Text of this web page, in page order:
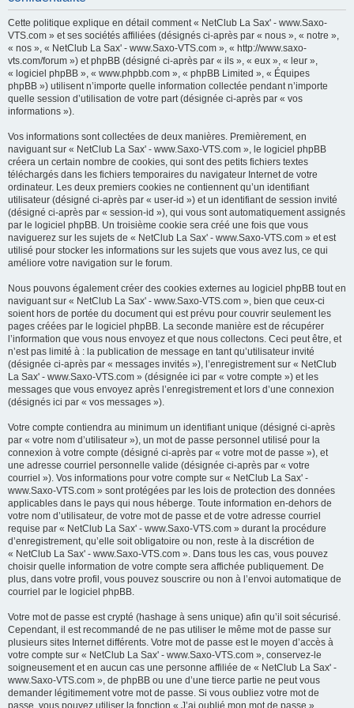
h
Cette politique explique en détail comment « NetClub La Sax' - www.Saxo-
VTS.com » et ses sociétés affiliées (désignés ci-après par « nous », « notre »,
« nos », « NetClub La Sax' - www.Saxo-VTS.com », « http://www.saxo-
vts.com/forum ») et phpBB (désigné ci-après par « ils », « eux », « leur »,
« logiciel phpBB », « www.phpbb.com », « phpBB Limited », « Équipes
phpBB ») utilisent n’importe quelle information collectée pendant n’importe
quelle session d’utilisation de votre part (désignée ci-après par « vos
informations »).
Vos informations sont collectées de deux manières. Premièrement, en
naviguant sur « NetClub La Sax' - www.Saxo-VTS.com », le logiciel phpBB
créera un certain nombre de cookies, qui sont des petits fichiers textes
téléchargés dans les fichiers temporaires du navigateur Internet de votre
ordinateur. Les deux premiers cookies ne contiennent qu’un identifiant
utilisateur (désigné ci-après par « user-id ») et un identifiant de session invité
(désigné ci-après par « session-id »), qui vous sont automatiquement assignés
par le logiciel phpBB. Un troisième cookie sera créé une fois que vous
naviguerez sur les sujets de « NetClub La Sax' - www.Saxo-VTS.com » et est
utilisé pour stocker les informations sur les sujets que vous avez lus, ce qui
améliore votre navigation sur le forum.
Nous pouvons également créer des cookies externes au logiciel phpBB tout en
naviguant sur « NetClub La Sax' - www.Saxo-VTS.com », bien que ceux-ci
soient hors de portée du document qui est prévu pour couvrir seulement les
pages créées par le logiciel phpBB. La seconde manière est de récupérer
l’information que vous nous envoyez et que nous collectons. Ceci peut être, et
n’est pas limité à : la publication de message en tant qu’utilisateur invité
(désignée ci-après par « messages invités »), l’enregistrement sur « NetClub
La Sax' - www.Saxo-VTS.com » (désignée ici par « votre compte ») et les
messages que vous envoyez après l’enregistrement et lors d’une connexion
(désignés ici par « vos messages »).
Votre compte contiendra au minimum un identifiant unique (désigné ci-après
par « votre nom d’utilisateur »), un mot de passe personnel utilisé pour la
connexion à votre compte (désigné ci-après par « votre mot de passe »), et
une adresse courriel personnelle valide (désignée ci-après par « votre
courriel »). Vos informations pour votre compte sur « NetClub La Sax' -
www.Saxo-VTS.com » sont protégées par les lois de protection des données
applicables dans le pays qui nous héberge. Toute information en-dehors de
votre nom d’utilisateur, de votre mot de passe et de votre adresse courriel
requise par « NetClub La Sax' - www.Saxo-VTS.com » durant la procédure
d’enregistrement, qu’elle soit obligatoire ou non, reste à la discrétion de
« NetClub La Sax' - www.Saxo-VTS.com ». Dans tous les cas, vous pouvez
choisir quelle information de votre compte sera affichée publiquement. De
plus, dans votre profil, vous pouvez souscrire ou non à l’envoi automatique de
courriel par le logiciel phpBB.
Votre mot de passe est crypté (hashage à sens unique) afin qu’il soit sécurisé.
Cependant, il est recommandé de ne pas utiliser le même mot de passe sur
plusieurs sites Internet différents. Votre mot de passe est le moyen d’accès à
votre compte sur « NetClub La Sax' - www.Saxo-VTS.com », conservez-le
soigneusement et en aucun cas une personne affiliée de « NetClub La Sax' -
www.Saxo-VTS.com », de phpBB ou une d’une tierce partie ne peut vous
demander légitimement votre mot de passe. Si vous oubliez votre mot de
passe, vous pouvez utiliser la fonction « J’ai oublié mon mot de passe »